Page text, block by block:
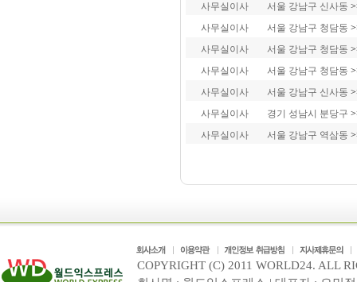
사무실이사
서울 강남구 신사동
사무실이사
서울 강남구 청담동
사무실이사
서울 강남구 청담동
사무실이사
서울 강남구 청담동
사무실이사
서울 강남구 신사동
사무실이사
경기 성남시 분당구
사무실이사
서울 강남구 역삼동
COPYRIGHT (C) 2011 WORLD24. ALL